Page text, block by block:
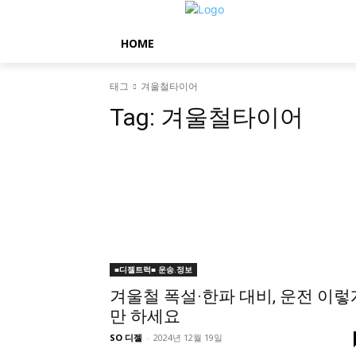
HOME
태그 겨울철타이어
Tag: 겨울철타이어
■디젤트럭■ 운송.정보
겨울철 폭설·한파 대비, 운전 이렇
만 하세요
SO 디젤 - 2024년 12월 19일